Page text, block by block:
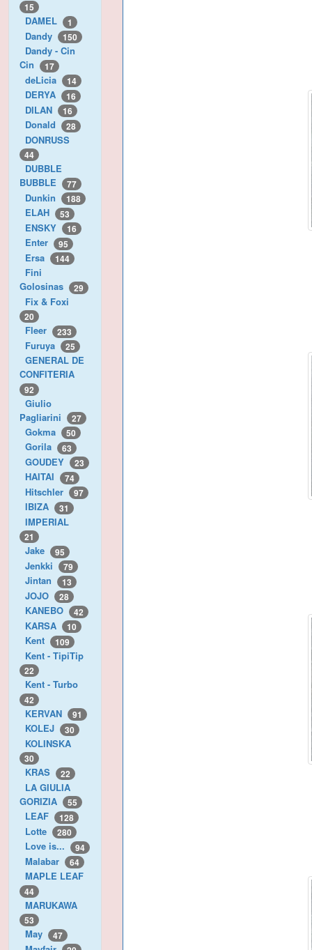
15
DAMEL 1
Dandy 150
Dandy - Cin
Cin
17
deLicia 14
DERYA 16
DILAN 16
Donald 28
DONRUSS
44
DUBBLE
BUBBLE
77
Dunkin 188
ELAH 53
ENSKY 16
Enter 95
Ersa 144
Fini
Golosinas
29
Fix & Foxi
20
Fleer 233
Furuya 25
GENERAL DE
CONFITERIA
92
Giulio
Pagliarini
27
Gokma 50
Gorila 63
GOUDEY 23
HAITAI 74
Hitschler 97
IBIZA 31
IMPERIAL
21
Jake 95
Jenkki 79
Jintan 13
JOJO 28
KANEBO 42
KARSA 10
Kent 109
Kent - TipiTip
22
Kent - Turbo
42
KERVAN 91
KOLEJ 30
KOLINSKA
30
KRAS 22
LA GIULIA
GORIZIA
55
LEAF 128
Lotte 280
Love is... 94
Malabar 64
MAPLE LEAF
44
MARUKAWA
53
May 47